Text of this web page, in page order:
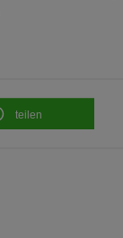
teilen